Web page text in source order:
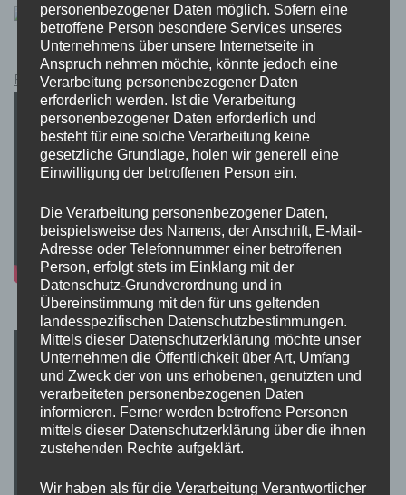
Pokémon Schwert und Schild Kauflink.>LINK<
personenbezogener Daten möglich. Sofern eine
betroffene Person besondere Services unseres
Unternehmens über unsere Internetseite in
Anspruch nehmen möchte, könnte jedoch eine
Verarbeitung personenbezogener Daten
erforderlich werden. Ist die Verarbeitung
personenbezogener Daten erforderlich und
besteht für eine solche Verarbeitung keine
gesetzliche Grundlage, holen wir generell eine
Einwilligung der betroffenen Person ein.
Die Verarbeitung personenbezogener Daten,
beispielsweise des Namens, der Anschrift, E-Mail-
Adresse oder Telefonnummer einer betroffenen
Person, erfolgt stets im Einklang mit der
Datenschutz-Grundverordnung und in
Übereinstimmung mit den für uns geltenden
landesspezifischen Datenschutzbestimmungen.
Mittels dieser Datenschutzerklärung möchte unser
Unternehmen die Öffentlichkeit über Art, Umfang
und Zweck der von uns erhobenen, genutzten und
verarbeiteten personenbezogenen Daten
informieren. Ferner werden betroffene Personen
mittels dieser Datenschutzerklärung über die ihnen
zustehenden Rechte aufgeklärt.
Wir haben als für die Verarbeitung Verantwortlicher